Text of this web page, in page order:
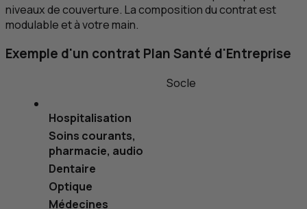
niveaux de couverture. La composition du contrat est
modulable et à votre main.
Exemple d'un contrat Plan Santé d'Entreprise
Socle
Hospitalisation
Soins courants,
pharmacie, audio
Dentaire
Optique
Médecines